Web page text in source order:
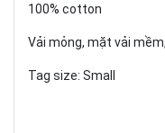
100% cotton
Vải mỏng, mặt vải
Tag size: Small